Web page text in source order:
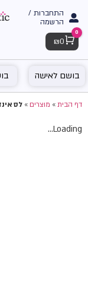
התחברות /
הרשמה
Cart
0
₪ 0
בושם לאישה
דף הבית»מוצרים»לס
Loading...